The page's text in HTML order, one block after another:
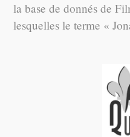
la base de donnés de
lesquelles le terme «